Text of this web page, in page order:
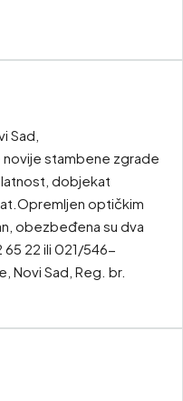
Sad,
novije stambene zgrade
dobjekat
optičkim
obezbeđena su dva
22 ili 021/546-
Novi Sad, Reg. br.